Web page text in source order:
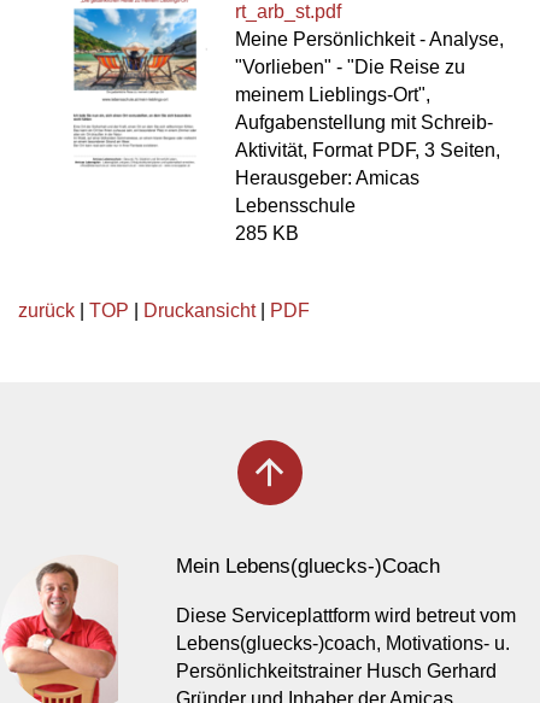
rt_arb_st.pdf
Meine Persönlichkeit - Analyse,
"Vorlieben" - "Die Reise zu
meinem Lieblings-Ort",
Aufgabenstellung mit Schreib-
Aktivität, Format PDF, 3 Seiten,
Herausgeber: Amicas
Lebensschule
285 KB
zurück TOP Druckansicht| PDF
arrow_upward
Mein Lebens(gluecks-)Coach
Diese Serviceplattform wird betreut vom
Lebens(gluecks-)coach, Motivations- u.
Persönlichkeitstrainer Husch Gerhard
Gründer und Inhaber der Amicas